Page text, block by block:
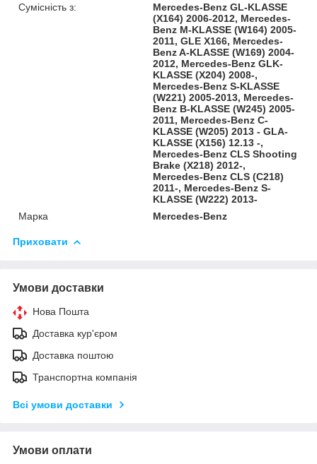
Сумісність з:
Mercedes-Benz GL-KLASSE
(X164) 2006-2012, Mercedes-
Benz M-KLASSE (W164) 2005-
2011, GLE X166, Mercedes-
Benz A-KLASSE (W169) 2004-
2012, Mercedes-Benz GLK-
KLASSE (X204) 2008-,
Mercedes-Benz S-KLASSE
(W221) 2005-2013, Mercedes-
Benz B-KLASSE (W245) 2005-
2011, Mercedes-Benz C-
KLASSE (W205) 2013 - GLA-
KLASSE (X156) 12.13 -,
Mercedes-Benz CLS Shooting
Brake (X218) 2012-,
Mercedes-Benz CLS (C218)
2011-, Mercedes-Benz S-
KLASSE (W222) 2013-
Марка
Mercedes-Benz
Приховати
Умови доставки
Нова Пошта
Доставка кур'єром
Доставка поштою
Транспортна компанія
Всі умови доставки
Умови оплати